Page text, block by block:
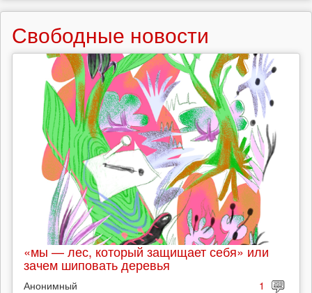
Свободные новости
«мы — лес, который защищает себя» или
зачем шиповать деревья
Анонимный 1